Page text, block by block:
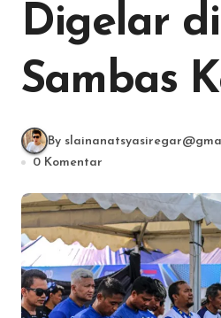
Digelar di
Sambas
By
0 Komentar